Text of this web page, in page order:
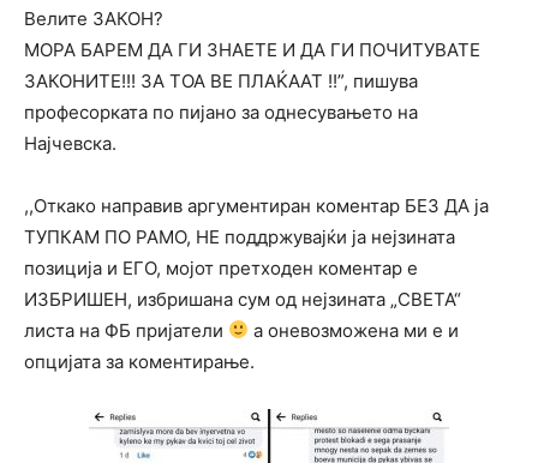
Велите ЗАКОН?
МОРА БАРЕМ ДА ГИ ЗНАЕТЕ И ДА ГИ ПОЧИТУВАТЕ
ЗАКОНИТЕ!!! ЗА ТОА ВЕ ПЛАЌААТ !!”, пишува
професорката по пијано за однесувањето на
Најчевска.
,,Откако направив аргументиран коментар БЕЗ ДА ја
ТУПКАМ ПО РАМО, НЕ поддржувајќи ја нејзината
позиција и ЕГО, мојот претходен коментар е
ИЗБРИШЕН, избришана сум од нејзината „СВЕТА“
листа на ФБ пријатели
а оневозможена ми е и
опцијата за коментирање.